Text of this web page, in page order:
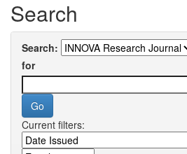
Search
Search:
for
Current filters: